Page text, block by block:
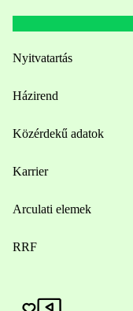
Nyitvatartás
Házirend
Közérdekű adatok
Karrier
Arculati elemek
RRF